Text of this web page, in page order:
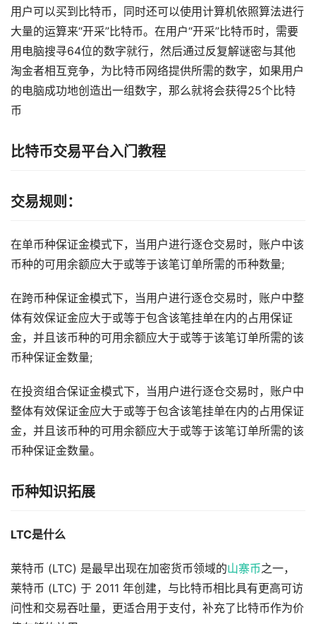
用户可以买到比特币，同时还可以使用计算机依照算法进行
大量的运算来“开采”比特币。在用户“开采”比特币时，需要
用电脑搜寻64位的数字就行，然后通过反复解谜密与其他
淘金者相互竞争，为比特币网络提供所需的数字，如果用户
的电脑成功地创造出一组数字，那么就将会获得25个比特
币
比特币交易平台入门教程
交易规则：
在单币种保证金模式下，当用户进行逐仓交易时，账户中该
币种的可用余额应大于或等于该笔订单所需的币种数量;
在跨币种保证金模式下，当用户进行逐仓交易时，账户中整
体有效保证金应大于或等于包含该笔挂单在内的占用保证
金，并且该币种的可用余额应大于或等于该笔订单所需的该
币种保证金数量;
在投资组合保证金模式下，当用户进行逐仓交易时，账户中
整体有效保证金应大于或等于包含该笔挂单在内的占用保证
金，并且该币种的可用余额应大于或等于该笔订单所需的该
币种保证金数量。
币种知识拓展
LTC是什么
莱特币 (LTC) 是最早出现在加密货币领域的山寨币之一，
莱特币 (LTC) 于 2011 年创建，与比特币相比具有更高可访
问性和交易吞吐量，更适合用于支付，补充了比特币作为价